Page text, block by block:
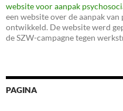
website voor aanpak
een website over de aanpak
ontwikkeld. De website werd
de SZW-campagne tegen
PAGINA